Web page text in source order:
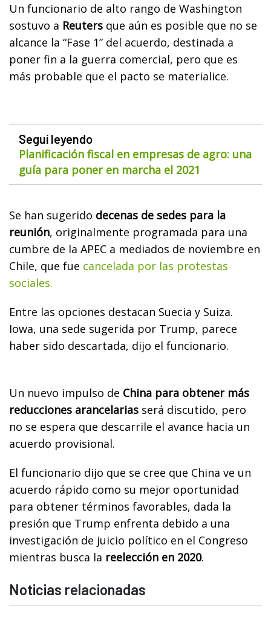
Un funcionario de alto rango de Washington
sostuvo a Reuters que aún es posible que no se
alcance la “Fase 1” del acuerdo, destinada a
poner fin a la guerra comercial, pero que es
más probable que el pacto se materialice.
Seguí leyendo
Planificación fiscal en empresas de agro: una
guía para poner en marcha el 2021
Se han sugerido decenas de sedes para la
reunión, originalmente programada para una
cumbre de la APEC a mediados de noviembre en
Chile, que fue cancelada por las protestas
sociales.
Entre las opciones destacan Suecia y Suiza.
Iowa, una sede sugerida por Trump, parece
haber sido descartada, dijo el funcionario.
Un nuevo impulso de China para obtener más
reducciones arancelarias será discutido, pero
no se espera que descarrile el avance hacia un
acuerdo provisional.
El funcionario dijo que se cree que China ve un
acuerdo rápido como su mejor oportunidad
para obtener términos favorables, dada la
presión que Trump enfrenta debido a una
investigación de juicio político en el Congreso
mientras busca la reelección en 2020.
Noticias relacionadas